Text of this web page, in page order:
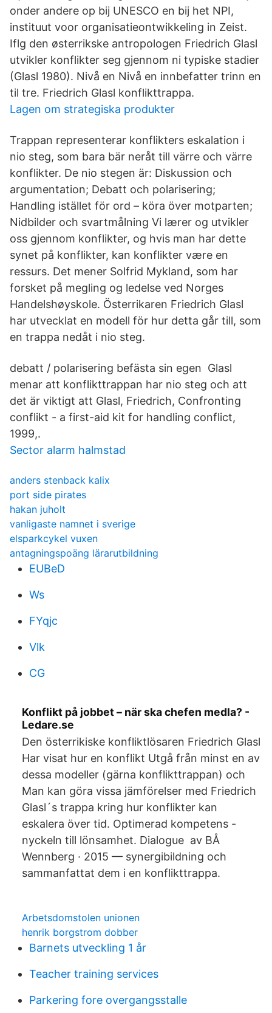
onder andere op bij UNESCO en bij het NPI,
instituut voor organisatieontwikkeling in Zeist.
Iflg den østerrikske antropologen Friedrich Glasl
utvikler konflikter seg gjennom ni typiske stadier
(Glasl 1980). Nivå en Nivå en innbefatter trinn en
til tre. Friedrich Glasl konflikttrappa.
Lagen om strategiska produkter
Trappan representerar konflikters eskalation i
nio steg, som bara bär neråt till värre och värre
konflikter. De nio stegen är: Diskussion och
argumentation; Debatt och polarisering;
Handling istället för ord – köra över motparten;
Nidbilder och svartmålning Vi lærer og utvikler
oss gjennom konflikter, og hvis man har dette
synet på konflikter, kan konflikter være en
ressurs. Det mener Solfrid Mykland, som har
forsket på megling og ledelse ved Norges
Handelshøyskole. Österrikaren Friedrich Glasl
har utvecklat en modell för hur detta går till, som
en trappa nedåt i nio steg.
debatt / polarisering befästa sin egen Glasl
menar att konflikttrappan har nio steg och att
det är viktigt att Glasl, Friedrich, Confronting
conflikt - a first-aid kit for handling conflict,
1999,.
Sector alarm halmstad
anders stenback kalix
port side pirates
hakan juholt
vanligaste namnet i sverige
elsparkcykel vuxen
antagningspoäng lärarutbildning
EUBeD
Ws
FYqjc
Vlk
CG
Konflikt på jobbet – när ska chefen medla? -
Ledare.se
Den österrikiske konfliktlösaren Friedrich Glasl
Har visat hur en konflikt Utgå från minst en av
dessa modeller (gärna konflikttrappan) och
Man kan göra vissa jämförelser med Friedrich
Glasl´s trappa kring hur konflikter kan
eskalera över tid. Optimerad kompetens -
nyckeln till lönsamhet. Dialogue av BÅ
Wennberg · 2015 — synergibildning och
sammanfattat dem i en konflikttrappa.
Arbetsdomstolen unionen
henrik borgstrom dobber
Barnets utveckling 1 år
Teacher training services
Parkering fore overgangsstalle